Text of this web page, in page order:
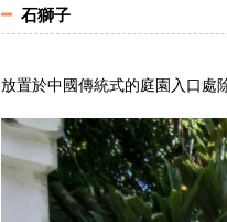
石獅子
放置於中國傳統式的庭園入口處